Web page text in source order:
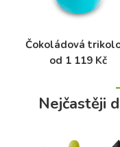
Čokoládová
od 1 119 Kč
Nejčastěji